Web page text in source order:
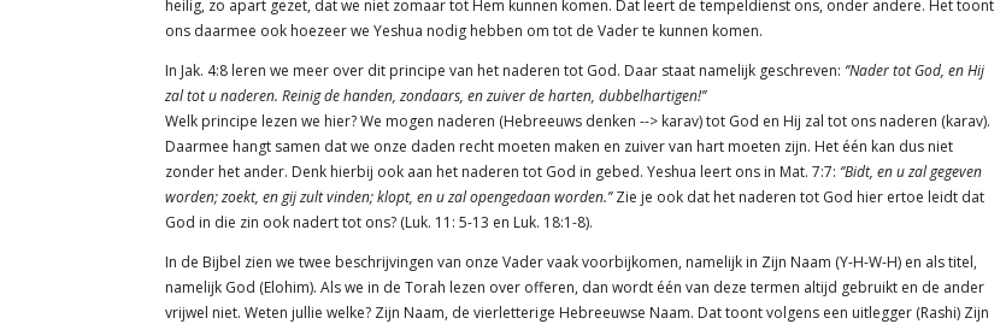
heilig, zo apart gezet, dat we niet zomaar tot Hem kunnen komen. Dat leert de tempeldienst ons, onder andere. Het toont
ons daarmee ook hoezeer we Yeshua nodig hebben om tot de Vader te kunnen komen.
In Jak. 4:8 leren we meer over dit principe van het naderen tot God. Daar staat namelijk geschreven: ‘’Nader tot God, en Hij
zal tot u naderen. Reinig de handen, zondaars, en zuiver de harten, dubbelhartigen!’’
Welk principe lezen we hier? We mogen naderen (Hebreeuws denken --> karav) tot God en Hij zal tot ons naderen (karav).
Daarmee hangt samen dat we onze daden recht moeten maken en zuiver van hart moeten zijn. Het één kan dus niet
zonder het ander. Denk hierbij ook aan het naderen tot God in gebed. Yeshua leert ons in Mat. 7:7: ‘’Bidt, en u zal gegeven
worden; zoekt, en gij zult vinden; klopt, en u zal opengedaan worden.’’Zie je ook dat het naderen tot God hier ertoe leidt dat
God in die zin ook nadert tot ons? (Luk. 11: 5-13 en Luk. 18:1-8).
In de Bijbel zien we twee beschrijvingen van onze Vader vaak voorbijkomen, namelijk in Zijn Naam (Y-H-W-H) en als titel,
namelijk God (Elohim). Als we in de Torah lezen over offeren, dan wordt één van deze termen altijd gebruikt en de ander
vrijwel niet. Weten jullie welke? Zijn Naam, de vierletterige Hebreeuwse Naam. Dat toont volgens een uitlegger (Rashi) Zijn